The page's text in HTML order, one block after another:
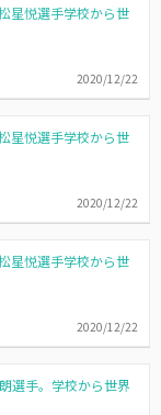
星悦選手学校から世
2020/12/22
星悦選手学校から世
2020/12/22
星悦選手学校から世
2020/12/22
選手。学校から世界